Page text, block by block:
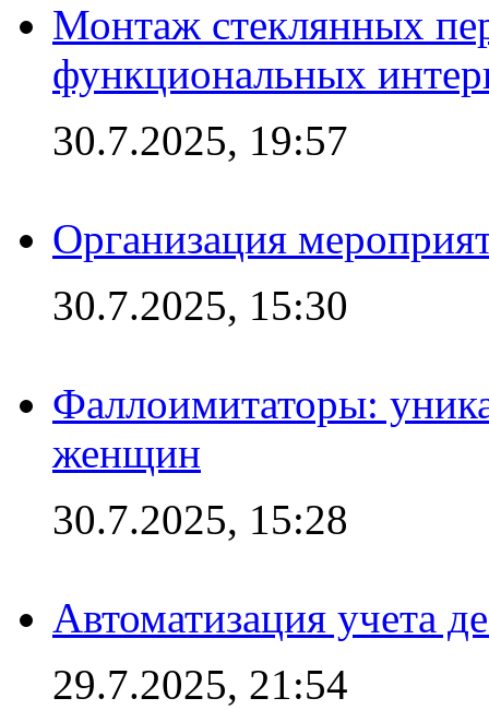
Монтаж стеклянных
функциональных
30.7.2025, 19:57
Организация
30.7.2025, 15:30
Фаллоимитаторы:
женщин
30.7.2025, 15:28
Автоматизация учета
29.7.2025, 21:54